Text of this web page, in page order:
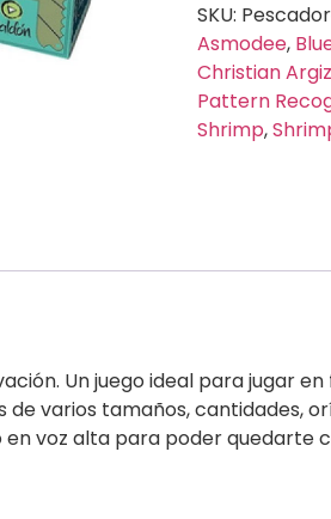
SKU:
Asmodee,
Christian Argiz
Pattern
Shrimp,
Un juego ideal para jugar
de varios tamaños, cantidades,
voz alta para poder quedarte